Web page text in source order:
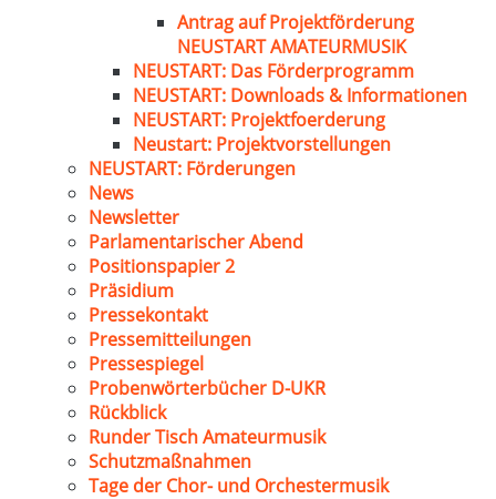
Antrag auf Projektförderung
NEUSTART AMATEURMUSIK
NEUSTART: Das Förderprogramm
NEUSTART: Downloads & Informationen
NEUSTART: Projektfoerderung
Neustart: Projektvorstellungen
NEUSTART: Förderungen
News
Newsletter
Parlamentarischer Abend
Positionspapier 2
Präsidium
Pressekontakt
Pressemitteilungen
Pressespiegel
Probenwörterbücher D-UKR
Rückblick
Runder Tisch Amateurmusik
Schutzmaßnahmen
Tage der Chor- und Orchestermusik